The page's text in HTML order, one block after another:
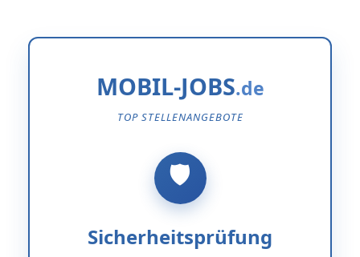
MOBIL-JOBS
TOP STELLENANGEBOTE
Sicherheitsprüfung